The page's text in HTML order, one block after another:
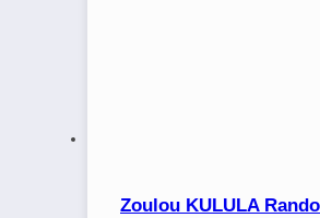
Zoulou KULULA